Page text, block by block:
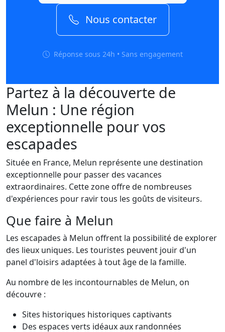
Nous contacter
Réponse sous 24h • Sans engagement
Partez à la découverte de
Melun : Une région
exceptionnelle pour vos
escapades
Située en France, Melun représente une destination
exceptionnelle pour passer des vacances
extraordinaires. Cette zone offre de nombreuses
d'expériences pour ravir tous les goûts de visiteurs.
Que faire à Melun
Les escapades à Melun offrent la possibilité de explorer
des lieux uniques. Les touristes peuvent jouir d'un
panel d'loisirs adaptées à tout âge de la famille.
Au nombre de les incontournables de Melun, on
découvre :
Sites historiques historiques captivants
Des espaces verts idéaux aux randonnées